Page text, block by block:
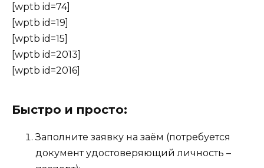
[wptb id=74]
[wptb id=19]
[wptb id=15]
[wptb id=2013]
[wptb id=2016]
Быстро и просто:
Заполните заявку на заём (потребуется
документ удостоверяющий личность –